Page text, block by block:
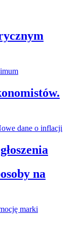
na